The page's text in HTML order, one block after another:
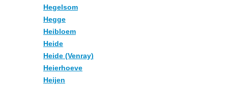
Hegelsom
Hegge
Heibloem
Heide
Heide (Venray)
Heierhoeve
Heijen